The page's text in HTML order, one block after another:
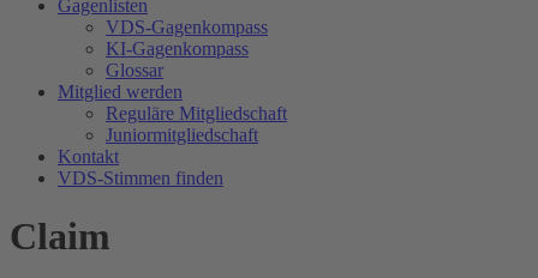
Gagenlisten
VDS-Gagenkompass
KI-Gagenkompass
Glossar
Mitglied werden
Reguläre Mitgliedschaft
Juniormitgliedschaft
Kontakt
VDS-Stimmen finden
Claim